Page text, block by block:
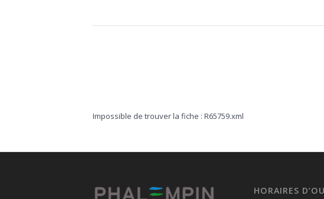
Impossible de trouver la fiche : R65759.xml
HORAIRES